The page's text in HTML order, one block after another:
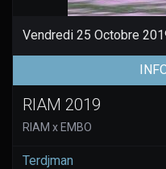
Vendredi 25 Octobre
RIAM 2019
RIAM x EMBO
Terdjman